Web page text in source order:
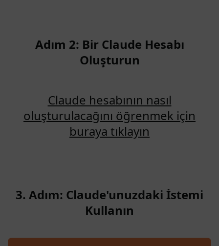
Adım 2: Bir Claude Hesabı
Oluşturun
Claude hesabının nasıl
oluşturulacağını öğrenmek için
buraya tıklayın
3. Adım: Claude'unuzdaki İstemi
Kullanın